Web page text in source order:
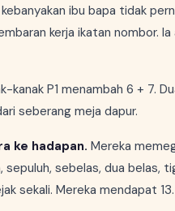
ibu bapa tidak
kerja ikatan nombor.
kanak P1 menambah 6 + 7.
seberang meja dapur.
ke hadapan. Mereka
sepuluh, sebelas, dua belas,
sekali. Mereka mendapat